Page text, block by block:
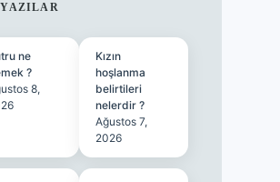
YAZILAR
ne
?
8,
Kızın
hoşlanma
belirtileri
nelerdir ?
Ağustos 7,
2026